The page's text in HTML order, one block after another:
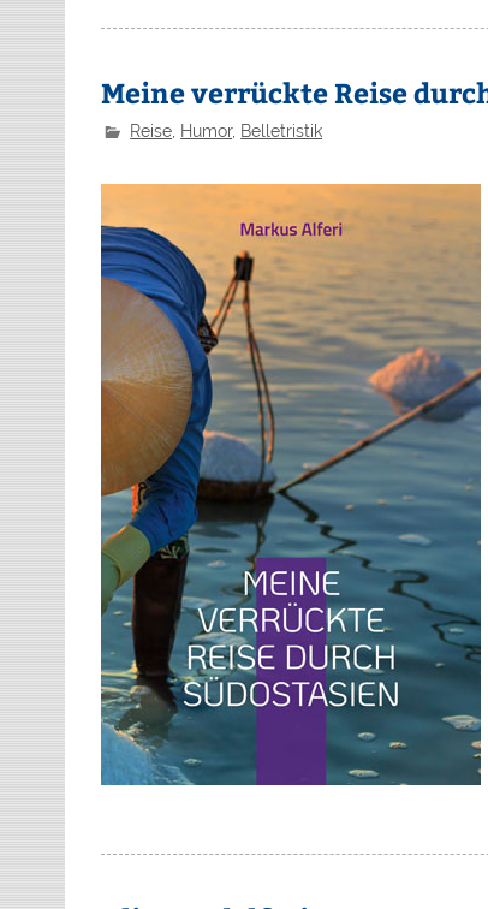
Meine verrückte Reise
Reise Humor, Belletristik